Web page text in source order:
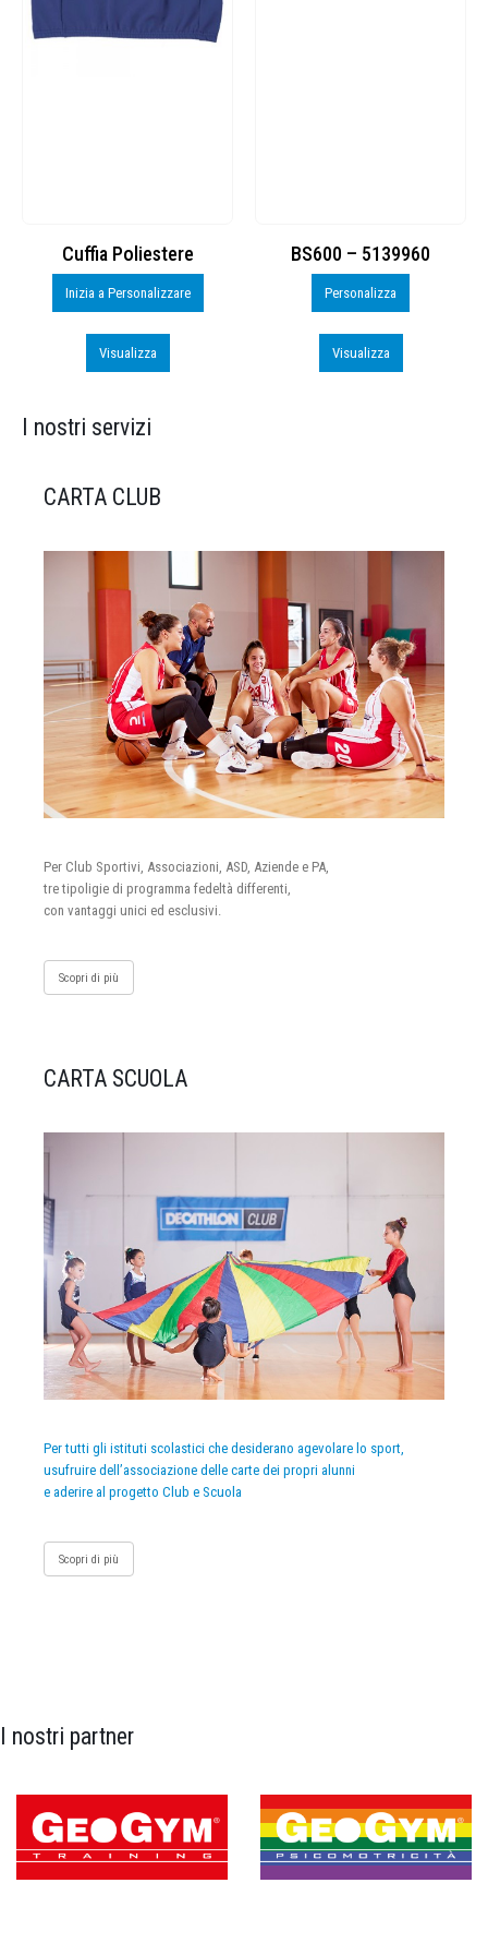
Cuffia Poliestere
Inizia a Personalizzare
Visualizza
BS600 – 5139960
Personalizza
Visualizza
I nostri servizi
CARTA CLUB
Per Club Sportivi, Associazioni, ASD, Aziende e PA,
tre tipoligie di programma fedeltà differenti,
con vantaggi unici ed esclusivi.
Scopri di più
CARTA SCUOLA
Per tutti gli istituti scolastici che desiderano agevolare lo sport,
usufruire dell’associazione delle carte dei propri alunni
e aderire al progetto Club e Scuola
Scopri di più
I nostri partner